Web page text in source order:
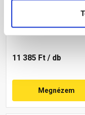
Csárdás/Tangó
11 385 Ft / db
Megnézem